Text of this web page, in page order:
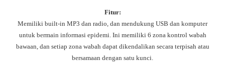
Fitur:
Memiliki built-in MP3 dan radio, dan mendukung USB dan komputer
untuk bermain informasi epidemi. Ini memiliki 6 zona kontrol wabah
bawaan, dan setiap zona wabah dapat dikendalikan secara terpisah atau
bersamaan dengan satu kunci.